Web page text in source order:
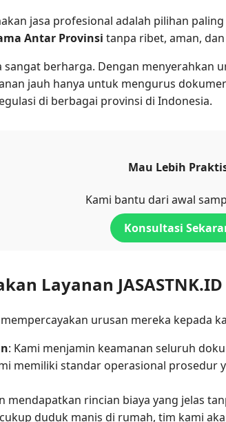
jasa profesional adalah pilihan paling
Antar Provinsi tanpa ribet, aman,
berharga. Dengan menyerahkan
jauh hanya untuk mengurus
di berbagai provinsi di Indonesia.
Mau Lebih
Kami bantu dari awal
Konsultasi
Layanan JASASTNK.ID
urusan mereka kepada
: Kami menjamin keamanan seluruh
memiliki standar operasional prosedur
mendapatkan rincian biaya yang jelas
duduk manis di rumah, tim kami